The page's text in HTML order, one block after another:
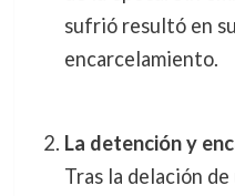
sufrió resultó en
encarcelamiento.
La detención y
Tras la delación